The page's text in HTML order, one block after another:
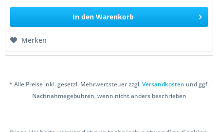
In den Warenkorb
Merken
* Alle Preise inkl. gesetzl. Mehrwertsteuer zzgl.Versandkosten und ggf.
Nachnahmegebühren, wenn nicht anders beschrieben